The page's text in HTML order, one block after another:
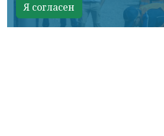
Я согласен